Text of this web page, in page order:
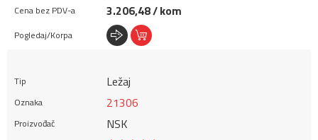
3.206,48 / kom
Ležaj
21306
NSK